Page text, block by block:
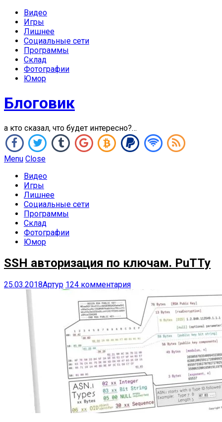
Видео
Игры
Лишнее
Социальные сети
Программы
Склад
Фотографии
Юмор
Блоговик
а кто сказал, что будет интересно?…
Menu Close
Видео
Игры
Лишнее
Социальные сети
Программы
Склад
Фотографии
Юмор
SSH авторизация по ключам. PuTTy
25.03.2018Артур 124 комментария